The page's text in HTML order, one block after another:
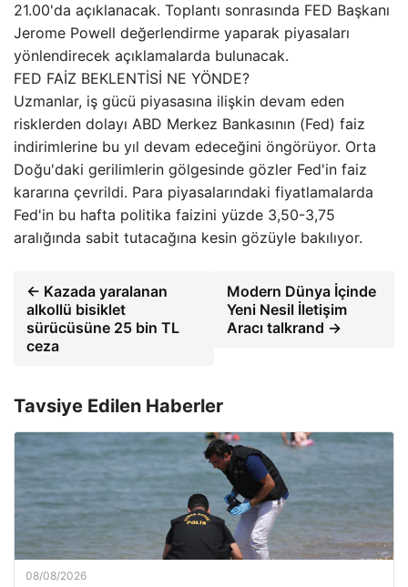
21.00'da açıklanacak. Toplantı sonrasında FED Başkanı
Jerome Powell değerlendirme yaparak piyasaları
yönlendirecek açıklamalarda bulunacak.
FED FAİZ BEKLENTİSİ NE YÖNDE?
Uzmanlar, iş gücü piyasasına ilişkin devam eden
risklerden dolayı ABD Merkez Bankasının (Fed) faiz
indirimlerine bu yıl devam edeceğini öngörüyor. Orta
Doğu'daki gerilimlerin gölgesinde gözler Fed'in faiz
kararına çevrildi. Para piyasalarındaki fiyatlamalarda
Fed'in bu hafta politika faizini yüzde 3,50-3,75
aralığında sabit tutacağına kesin gözüyle bakılıyor.
← Kazada yaralanan
alkollü bisiklet
sürücüsüne 25 bin TL
ceza
Modern Dünya İçinde
Yeni Nesil İletişim
Aracı talkrand →
Tavsiye Edilen Haberler
08/08/2026